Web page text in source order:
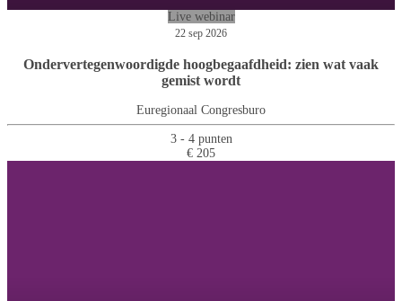
Live webinar
22 sep 2026
Ondervertegenwoordigde hoogbegaafdheid: zien wat vaak
gemist wordt
Euregionaal Congresburo
3 - 4 punten
€ 205